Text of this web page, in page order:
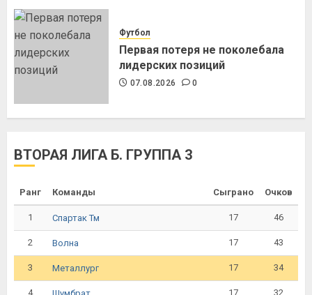
Футбол
Первая потеря не поколебала
лидерских позиций
07.08.2026 0
ВТОРАЯ ЛИГА Б. ГРУППА 3
Ранг Команды Сыграно Очков
1 Спартак Тм 17 46
2 Волна 17 43
3 Металлург 17 34
4 17 32